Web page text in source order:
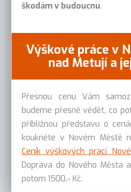
škodám v budoucnu.
Výškové práce v
nad Metují a
Přesnou cenu Vám
budeme přesně vědět, co
přibližnou představu o
koukněte v Novém Městě
Ceník výškových prací
Doprava do Nového Města
potom 1500,- Kč.